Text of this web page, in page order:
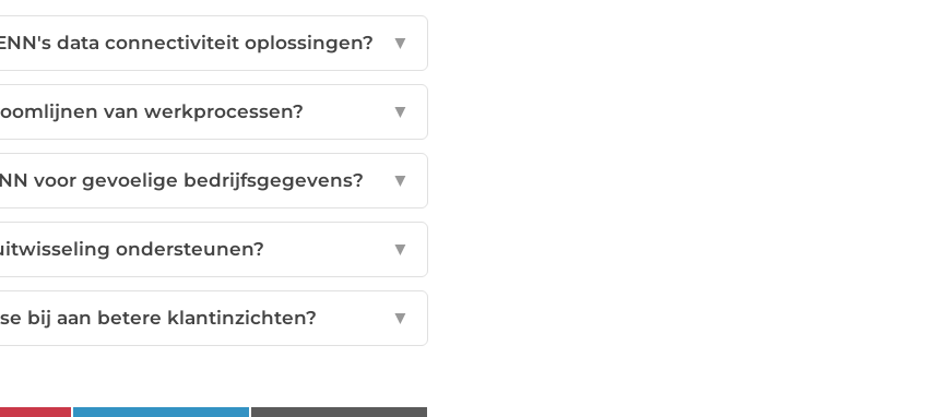
data connectiviteit oplossingen? ▼
van werkprocessen? ▼
voor gevoelige bedrijfsgegevens? ▼
ondersteunen? ▼
bij aan betere klantinzichten? ▼